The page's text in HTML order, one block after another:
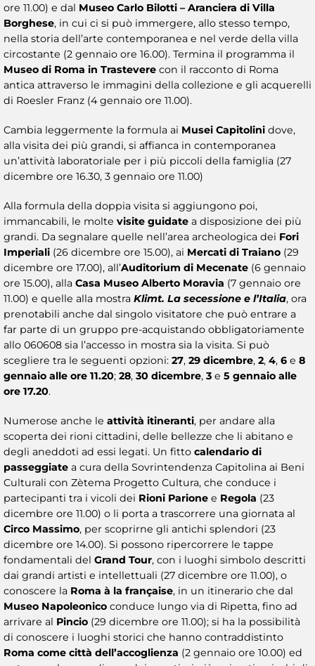
ore 11.00) e dal Museo Carlo Bilotti – Aranciera di Villa
Borghese, in cui ci si può immergere, allo stesso tempo,
nella storia dell’arte contemporanea e nel verde della villa
circostante (2 gennaio ore 16.00). Termina il programma il
Museo di Roma in Trastevere con il racconto di Roma
antica attraverso le immagini della collezione e gli acquerelli
di Roesler Franz (4 gennaio ore 11.00).
Cambia leggermente la formula ai Musei Capitolini dove,
alla visita dei più grandi, si affianca in contemporanea
un’attività laboratoriale per i più piccoli della famiglia (27
dicembre ore 16.30, 3 gennaio ore 11.00)
Alla formula della doppia visita si aggiungono poi,
immancabili, le molte visite guidate a disposizione dei più
grandi. Da segnalare quelle nell’area archeologica dei Fori
Imperiali (26 dicembre ore 15.00), ai Mercati di Traiano (29
dicembre ore 17.00), all’Auditorium di Mecenate (6 gennaio
ore 15.00), alla Casa Museo Alberto Moravia (7 gennaio ore
11.00) e quelle alla mostra Klimt. La secessione e l’Italia, ora
prenotabili anche dal singolo visitatore che può entrare a
far parte di un gruppo pre-acquistando obbligatoriamente
allo 060608 sia l’accesso in mostra sia la visita. Si può
scegliere tra le seguenti opzioni: 27, 29 dicembre, 2, 4, 6 e 8
gennaio alle ore 11.20; 28, 30 dicembre, 3 e 5 gennaio alle
ore 17.20.
Numerose anche le attività itineranti, per andare alla
scoperta dei rioni cittadini, delle bellezze che li abitano e
degli aneddoti ad essi legati. Un fitto calendario di
passeggiate a cura della Sovrintendenza Capitolina ai Beni
Culturali con Zètema Progetto Cultura, che conduce i
partecipanti tra i vicoli dei Rioni Parione e Regola (23
dicembre ore 11.00) o li porta a trascorrere una giornata al
Circo Massimo, per scoprirne gli antichi splendori (23
dicembre ore 14.00). Si possono ripercorrere le tappe
fondamentali del Grand Tour, con i luoghi simbolo descritti
dai grandi artisti e intellettuali (27 dicembre ore 11.00), o
conoscere la Roma à la française, in un itinerario che dal
Museo Napoleonico conduce lungo via di Ripetta, fino ad
arrivare al Pincio (29 dicembre ore 11.00); si ha la possibilità
di conoscere i luoghi storici che hanno contraddistinto
Roma come città dell’accoglienza (2 gennaio ore 10.00) ed